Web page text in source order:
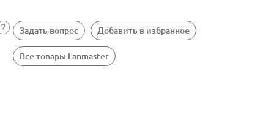
Задать вопрос Добавить в избранное
Все товары Lanmaster